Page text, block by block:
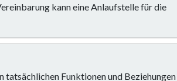
kann eine Anlaufstelle für die
Funktionen und Beziehungen